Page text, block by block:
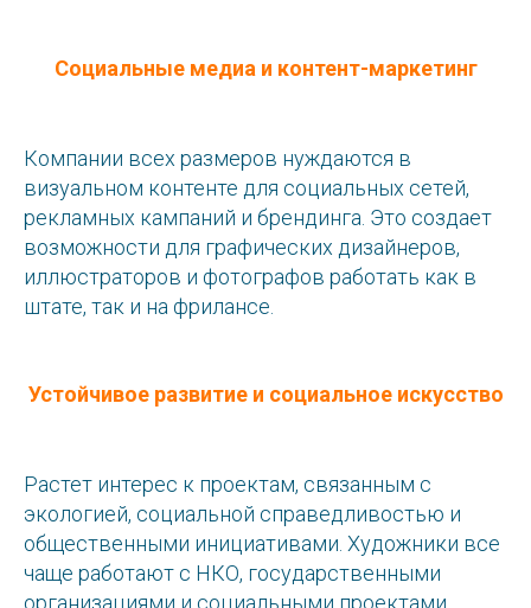
Социальные медиа и контент-маркетинг
Компании всех размеров нуждаются в
визуальном контенте для социальных сетей,
рекламных кампаний и брендинга. Это создает
возможности для графических дизайнеров,
иллюстраторов и фотографов работать как в
штате, так и на фрилансе.
Устойчивое развитие и социальное искусство
Растет интерес к проектам, связанным с
экологией, социальной справедливостью и
общественными инициативами. Художники все
чаще работают с НКО, государственными
организациями и социальными проектами.